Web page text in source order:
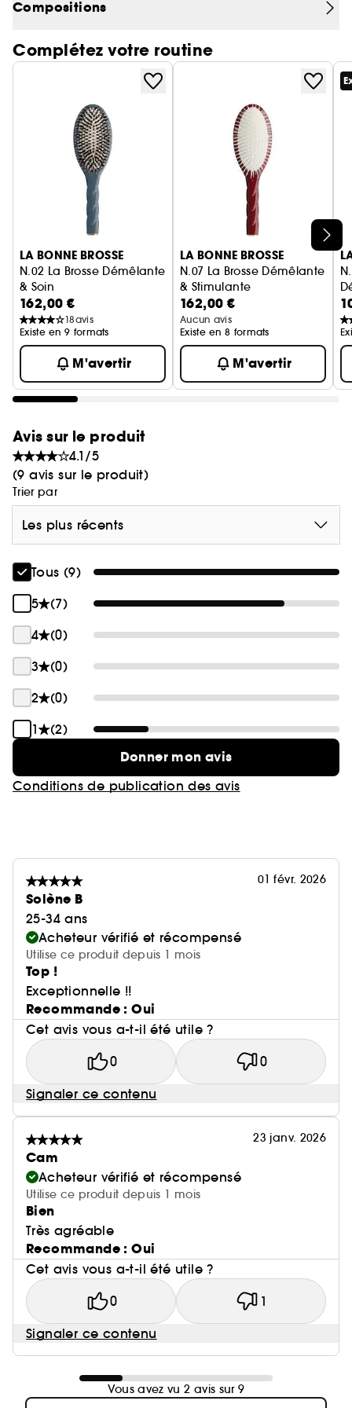
massage revitalisant du cuir chevelu et démêlera
Compositions
Complétez votre routine
Ignorer le carrousel produits
LA BONNE BROSSE
N.02 La Brosse Démêlante
& Soin
L'Indispensable
162,00 €
18avis
Existe en 9 formats
M'avertir
LA BONNE BROSSE
N.07 La Brosse Démêlante
& Stimulante
L'Intense
162,00 €
Aucun avis
Existe en 8 formats
M'avertir
Avis sur le produit
4.1/5
(9 avis sur le produit)
Trier par
Les plus récents
Tous (9)
5
(7)
4
(0)
3
(0)
2
(0)
1
(2)
Donner mon avis
Conditions de publication des avis
01 févr. 2026
Solène B
25-34 ans
Acheteur vérifié et récompensé
Utilise ce produit depuis 1 mois
Top !
Exceptionnelle !!
Recommande : Oui
Cet avis vous a-t-il été utile ?
0 0
Signaler ce contenu
23 janv. 2026
Cam
Acheteur vérifié et récompensé
Utilise ce produit depuis 1 mois
Bien
Très agréable
Recommande : Oui
Cet avis vous a-t-il été utile ?
0 1
Signaler ce contenu
Vous avez vu 2 avis sur 9